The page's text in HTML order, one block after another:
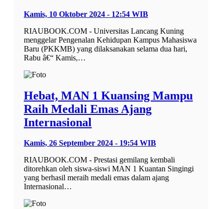
Kamis, 10 Oktober 2024 - 12:54 WIB
RIAUBOOK.COM - Universitas Lancang Kuning
menggelar Pengenalan Kehidupan Kampus Mahasiswa
Baru (PKKMB) yang dilaksanakan selama dua hari,
Rabu â€“ Kamis,…
Hebat, MAN 1 Kuansing Mampu
Raih Medali Emas Ajang
Internasional
Kamis, 26 September 2024 - 19:54 WIB
RIAUBOOK.COM - Prestasi gemilang kembali
ditorehkan oleh siswa-siswi MAN 1 Kuantan Singingi
yang berhasil meraih medali emas dalam ajang
Internasional…